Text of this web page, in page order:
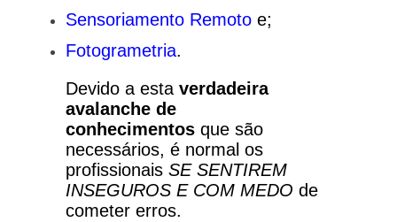
Sensoriamento Remoto e;
Fotogrametria.
Devido a esta verdadeira
avalanche de
conhecimentos que são
necessários, é normal os
profissionais SE SENTIREM
INSEGUROS E COM MEDO de
cometer erros.